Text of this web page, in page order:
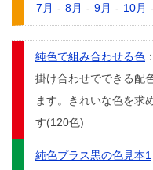
7月 - 8月 - 9月 - 10月 -
純色で組み合わせる色
掛け合わせでできる配
ます。きれいな色を求
す(120色)
純色プラス黒の色見本1